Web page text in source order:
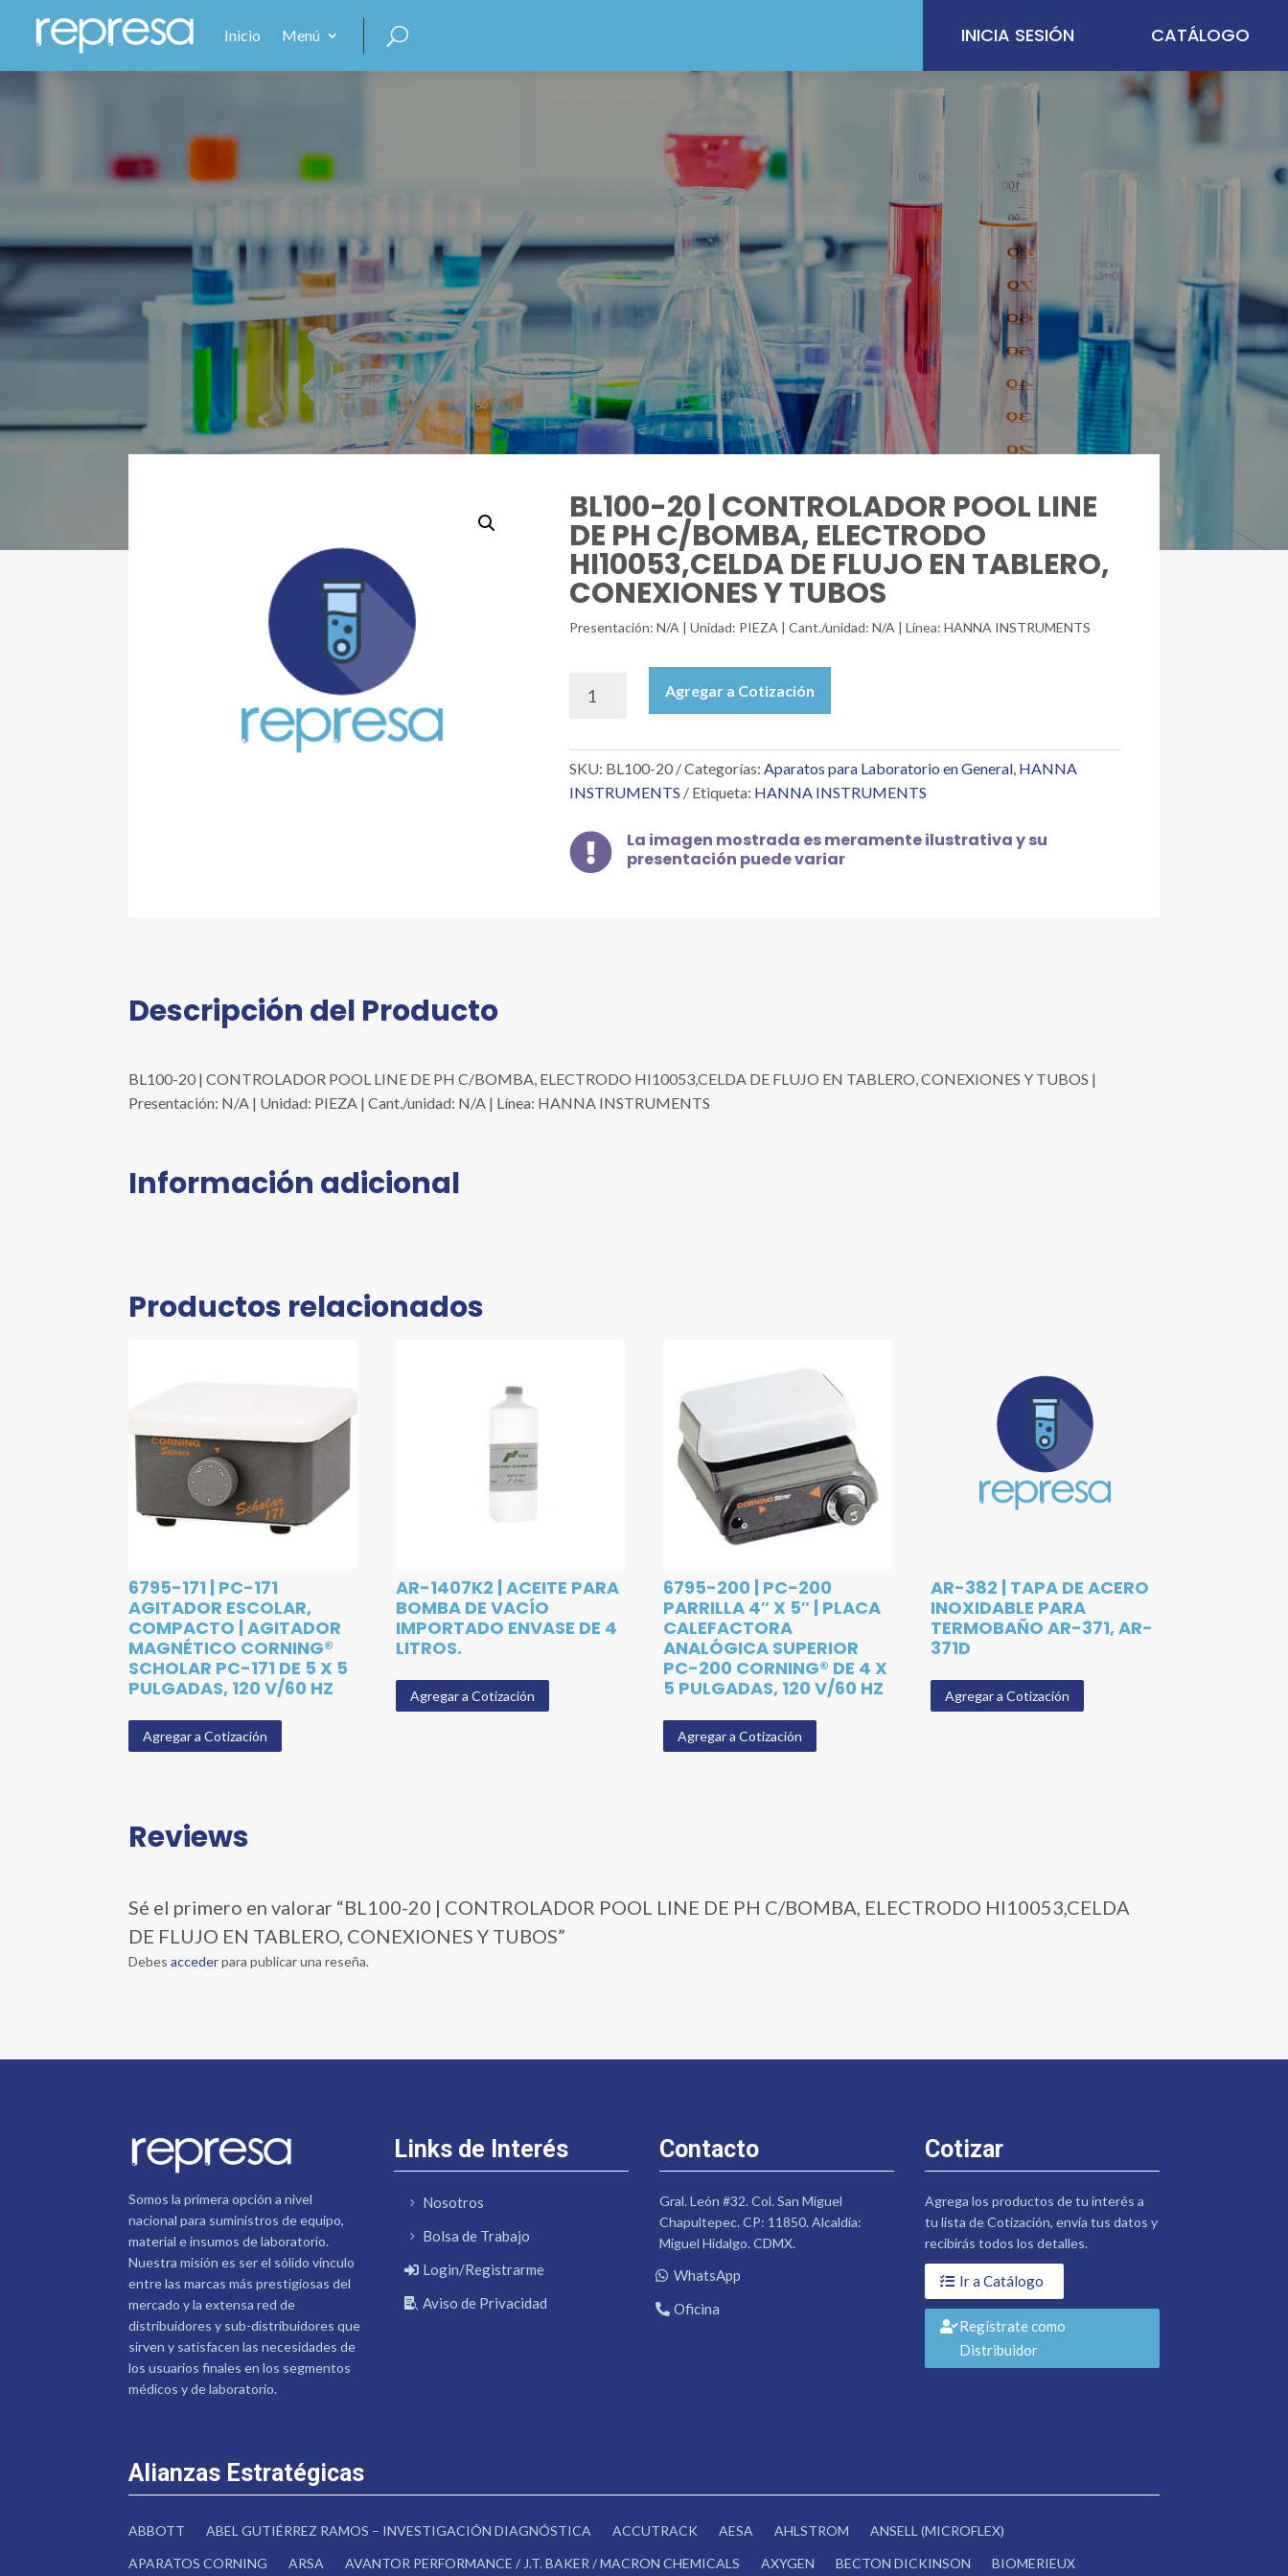
Inicio Menú INICIA SESIÓN CATÁLOGO
BL100-20 | CONTROLADOR POOL LINE
DE PH C/BOMBA, ELECTRODO
HI10053,CELDA DE FLUJO EN TABLERO,
CONEXIONES Y TUBOS
Presentación: N/A | Unidad: PIEZA | Cant./unidad: N/A | Línea: HANNA INSTRUMENTS
CONTROLADOR
POOL
LINE
PH
C/BOMBA,
ELECTRODO
cantidad
Agregar a Cotización
SKU: BL100-20 Categorías:Aparatos para Laboratorio en General, HANNA
INSTRUMENTS
Etiqueta: HANNA INSTRUMENTS

La imagen mostrada es meramente ilustrativa y su
presentación puede variar
Descripción del Producto
BL100-20 | CONTROLADOR POOL LINE DE PH C/BOMBA, ELECTRODO HI10053,CELDA DE FLUJO EN TABLERO, CONEXIONES Y TUBOS |
Presentación: N/A | Unidad: PIEZA | Cant./unidad: N/A | Línea: HANNA INSTRUMENTS
Información adicional
Productos relacionados
6795-171 | PC-171
AGITADOR ESCOLAR,
COMPACTO | AGITADOR
MAGNÉTICO CORNING®
SCHOLAR PC-171 DE 5 X 5
PULGADAS, 120 V/60 HZ
Agregar a Cotización
AR-1407K2 | ACEITE PARA
BOMBA DE VACÍO
IMPORTADO ENVASE DE 4
LITROS.
Agregar a Cotización
6795-200 | PC-200
PARRILLA 4″ X 5″ | PLACA
CALEFACTORA
ANALÓGICA SUPERIOR
PC-200 CORNING® DE 4 X
5 PULGADAS, 120 V/60 HZ
Agregar a Cotización
AR-382 | TAPA DE ACERO
INOXIDABLE PARA
TERMOBAÑO AR-371, AR-
371D
Agregar a Cotización
Reviews
Sé el primero en valorar “BL100-20 | CONTROLADOR POOL LINE DE PH C/BOMBA, ELECTRODO HI10053,CELDA
DE FLUJO EN TABLERO, CONEXIONES Y TUBOS”
Debesaccederpara publicar una reseña.
Somos la primera opción a nivel
nacional para suministros de equipo,
material e insumos de laboratorio.
Nuestra misión es ser el sólido vínculo
entre las marcas más prestigiosas del
mercado y la extensa red de
distribuidores y sub-distribuidores que
sirven y satisfacen las necesidades de
los usuarios finales en los segmentos
médicos y de laboratorio.
Links de Interés
Nosotros
Bolsa de Trabajo
Login/Registrarme
Aviso de Privacidad
Contacto
Gral. León #32. Col. San Miguel
Chapultepec. CP: 11850. Alcaldía:
Miguel Hidalgo. CDMX.
WhatsApp
Oficina
Cotizar
Agrega los productos de tu interés a
tu lista de Cotización, envía tus datos y
recibirás todos los detalles.
Ir a Catálogo
Regístrate como
Distribuidor
Alianzas Estratégicas
ABBOTT ABEL GUTIÉRREZ RAMOS – INVESTIGACIÓN DIAGNÓSTICA ACCUTRACK AESA AHLSTROM
ANSELL (MICROFLEX)
APARATOS CORNING
ARSA AVANTOR PERFORMANCE / J.T. BAKER / MACRON CHEMICALS AXYGEN BECTON DICKINSON BIOMERIEUX